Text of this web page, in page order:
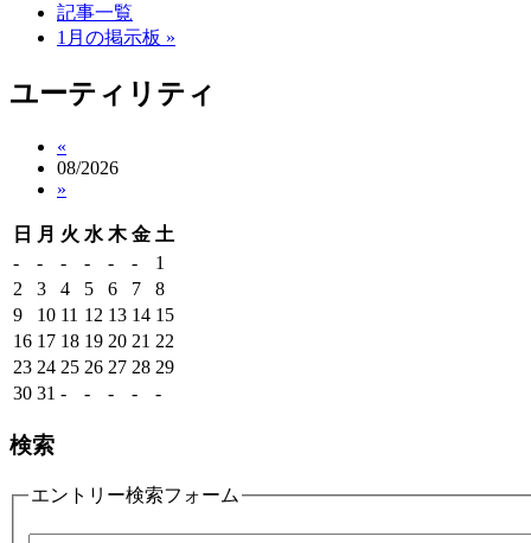
記事一覧
1月の掲示板 »
ユーティリティ
«
08/2026
»
日 月 火 水 木 金 土
-
- - - - -
1
2
3 4 5 6 7
8
9
10 11 12 13 14 15
16 17 18 19 20 21 22
23 24 25 26 27 28 29
30 31 - - - - -
検索
エントリー検索フォーム